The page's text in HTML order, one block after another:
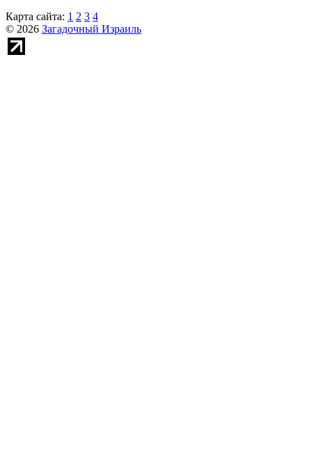
Карта сайта: 1 2 3 4
© 2026 Загадочный Израиль